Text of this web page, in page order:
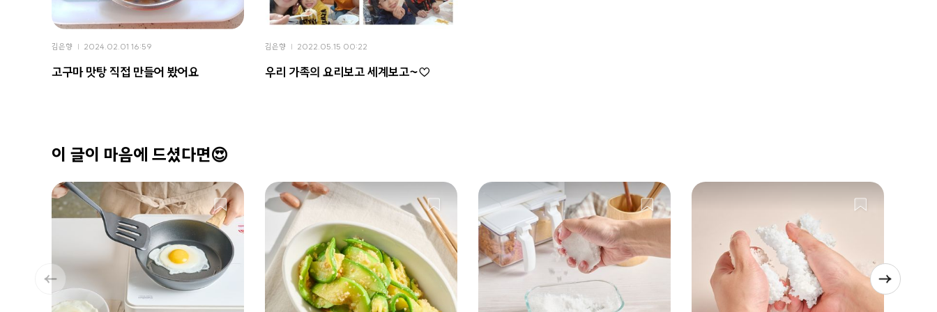
김은향 2024.02.01 16:59
고구마 맛탕 직접 만들어 봤어요
김은향 2022.05.15 00:22
우리 가족의 요리보고 세계보고~♡
이 글이 마음에 드셨다면😍